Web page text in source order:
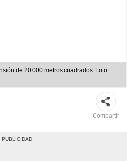
de 20.000 metros cuadrados. Foto:
Compartir